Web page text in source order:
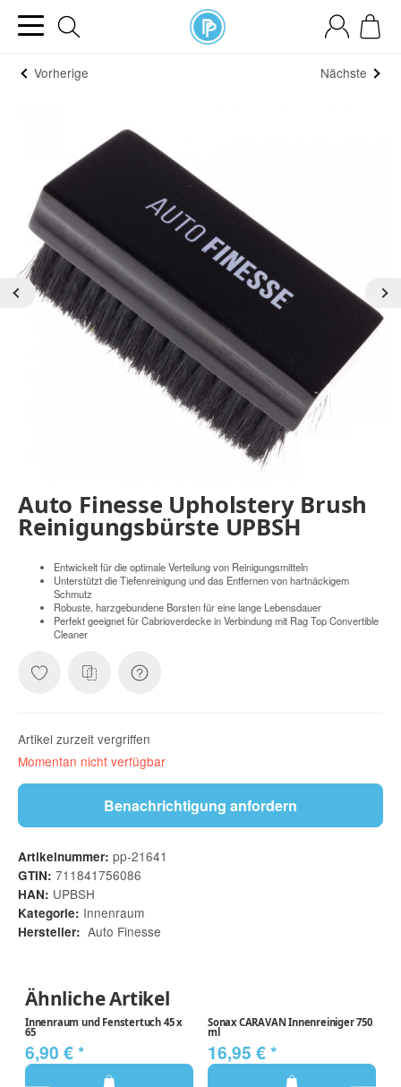
Vorherige Nächste
Auto Finesse Upholstery Brush
Reinigungsbürste UPBSH
Entwickelt für die optimale Verteilung von Reinigungsmitteln
Unterstützt die Tiefenreinigung und das Entfernen von hartnäckigem
Schmutz
Robuste, harzgebundene Borsten für eine lange Lebensdauer
Perfekt geeignet für Cabrioverdecke in Verbindung mit Rag Top Convertible
Cleaner
Artikel zurzeit vergriffen
Momentan nicht verfügbar
Benachrichtigung anfordern
Artikelnummer: pp-21641
GTIN: 711841756086
HAN: UPBSH
Kategorie: Innenraum
Hersteller: Auto Finesse
Ähnliche Artikel
Innenraum und Fenstertuch 45 x
65
6,90 €*
Sonax CARAVAN Innenreiniger 750
ml
16,95 €*